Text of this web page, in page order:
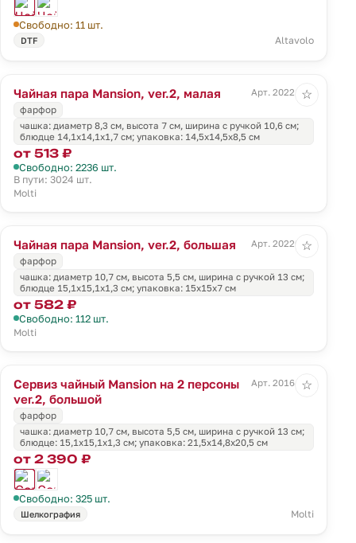
Свободно: 11 шт.
DTF Altavolo
Чайная пара Mansion, ver.2, малая
Арт. 20221.60
фарфор
чашка: диаметр 8,3 см, высота 7 см, ширина с ручкой 10,6 см;
блюдце 14,1х14,1х1,7 см; упаковка: 14,5x14,5x8,5 см
от 513 ₽
Свободно: 2236 шт.
В пути: 3024 шт.
Molti
☆
Чайная пара Mansion, ver.2, большая
Арт. 20220.60
фарфор
чашка: диаметр 10,7 см, высота 5,5 см, ширина с ручкой 13 см;
блюдце 15,1х15,1х1,3 см; упаковка: 15х15х7 см
от 582 ₽
Свободно: 112 шт.
Molti
☆
Сервиз чайный Mansion на 2 персоны
ver.2, большой
Арт. 20164.03
фарфор
чашка: диаметр 10,7 см, высота 5,5 см, ширина с ручкой 13 см;
блюдце: 15,1х15,1х1,3 см; упаковка: 21,5x14,8x20,5 см
от 2 390 ₽
Свободно: 325 шт.
Шелкография Molti
☆